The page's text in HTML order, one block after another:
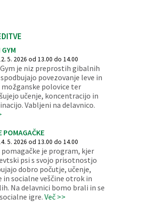
5. 2026 od 13.00 do 14.00
je niz preprostih gibalnih
povezovanje leve in
možganske polovice ter
učenje, koncentracijo in
Vabljeni na delavnico.
POMAGAČKE
5. 2026 od 13.00 do 14.00
pomagačke je program, kjer
psi s svojo prisotnostjo
dobro počutje, učenje,
in socialne veščine otrok in
Na delavnici bomo brali in se
igre. Več >>